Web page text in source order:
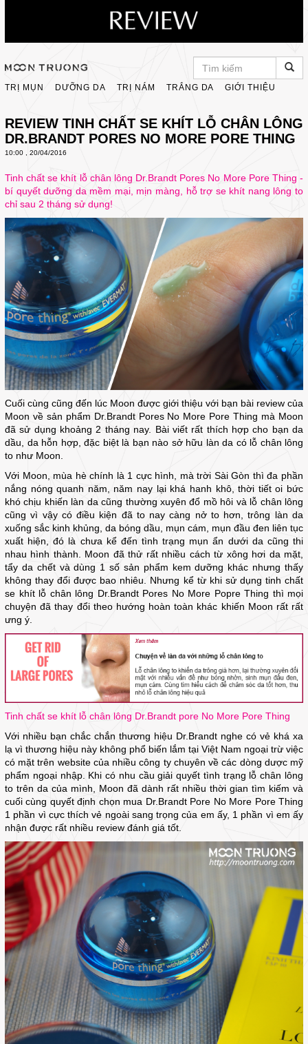
TRỊ MỤN DƯỠNG DA TRỊ NÁM TRẮNG DA GIỚI THIỆU
REVIEW TINH CHẤT SE KHÍT LỖ CHÂN LÔNG
DR.BRANDT PORES NO MORE PORE THING
10:00 , 20/04/2016
Tinh chất se khít lỗ chân lông Dr.Brandt Pores No More Pore Thing -
bí quyết dưỡng da mềm mại, mịn màng, hỗ trợ se khít nang lông to
chỉ sau 2 tháng sử dụng!
Cuối cùng cũng đến lúc Moon được giới thiệu với bạn bài review của
Moon về sản phẩm Dr.Brandt Pores No More Pore Thing mà Moon
đã sử dụng khoảng 2 tháng nay. Bài viết rất thích hợp cho bạn da
dầu, da hỗn hợp, đặc biệt là bạn nào sở hữu làn da có lỗ chân lông
to như Moon.
Với Moon, mùa hè chính là 1 cực hình, mà trời Sài Gòn thì đa phần
nắng nóng quanh năm, năm nay lại khá hanh khô, thời tiết oi bức
khó chịu khiến làn da cũng thường xuyên đổ mồ hôi và lỗ chân lông
cũng vì vậy có điều kiện đã to nay càng nở to hơn, trông làn da
xuống sắc kinh khủng, da bóng dầu, mụn cám, mụn đầu đen liên tục
xuất hiện, đó là chưa kể đến tình trạng mụn ẩn dưới da cũng thi
nhau hình thành. Moon đã thử rất nhiều cách từ xông hơi da mặt,
tẩy da chết và dùng 1 số sản phẩm kem dưỡng khác nhưng thấy
không thay đổi được bao nhiêu. Nhưng kể từ khi sử dụng tinh chất
se khít lỗ chân lông Dr.Brandt Pores No More Popre Thing thì mọi
chuyện đã thay đổi theo hướng hoàn toàn khác khiến Moon rất rất
ưng ý.
Tinh chất se khít lỗ chân lông Dr.Brandt pore No More Pore Thing
Với nhiều bạn chắc chắn thương hiệu Dr.Brandt nghe có vẻ khá xa
lạ vì thương hiệu này không phổ biến lắm tại Việt Nam ngoại trừ việc
có mặt trên website của nhiều công ty chuyên về các dòng dược mỹ
phẩm ngoại nhập. Khi có nhu cầu giải quyết tình trạng lỗ chân lông
to trên da của mình, Moon đã dành rất nhiều thời gian tìm kiếm và
cuối cùng quyết định chọn mua Dr.Brandt Pore No More Pore Thing
1 phần vì cực thích vẻ ngoài sang trọng của em ấy, 1 phần vì em ấy
nhận được rất nhiều review đánh giá tốt.